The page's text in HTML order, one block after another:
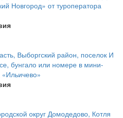
Новгород» от туроператора
бунгало или номере в мини-